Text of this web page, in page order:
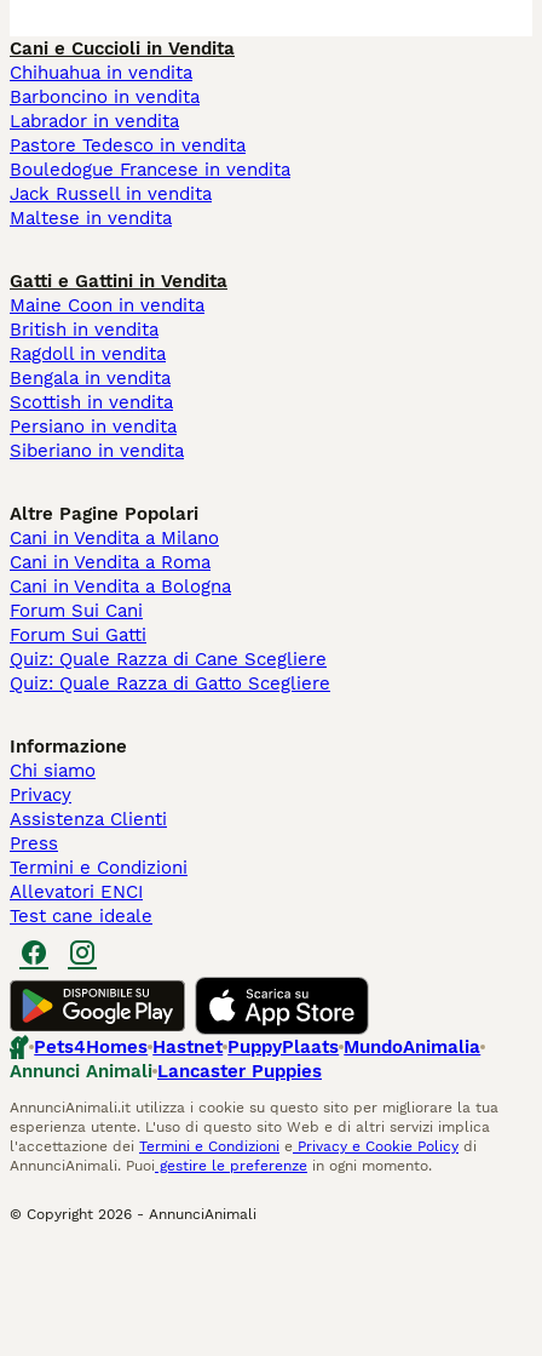
Cani e Cuccioli in Vendita
Chihuahua in vendita
Barboncino in vendita
Labrador in vendita
Pastore Tedesco in vendita
Bouledogue Francese in vendita
Jack Russell in vendita
Maltese in vendita
Gatti e Gattini in Vendita
Maine Coon in vendita
British in vendita
Ragdoll in vendita
Bengala in vendita
Scottish in vendita
Persiano in vendita
Siberiano in vendita
Altre Pagine Popolari
Cani in Vendita a Milano
Cani in Vendita a Roma
Cani in Vendita a Bologna
Forum Sui Cani
Forum Sui Gatti
Quiz: Quale Razza di Cane Scegliere
Quiz: Quale Razza di Gatto Scegliere
Informazione
Chi siamo
Privacy
Assistenza Clienti
Press
Termini e Condizioni
Allevatori ENCI
Test cane ideale
Pets4Homes Hastnet PuppyPlaats MundoAnimalia
Annunci Animali Lancaster Puppies
AnnunciAnimali.it utilizza i cookie su questo sito per migliorare la tua
esperienza utente. L'uso di questo sito Web e di altri servizi implica
l'accettazione dei Termini e Condizioni e Privacy e Cookie Policy di
AnnunciAnimali. Puoi gestire le preferenze in ogni momento.
© Copyright 2026 - AnnunciAnimali